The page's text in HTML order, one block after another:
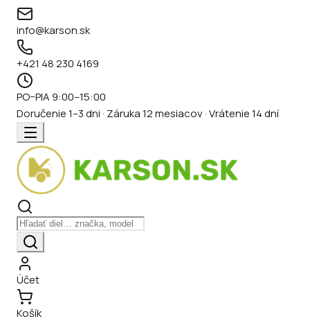
info@karson.sk
+421 48 230 4169
PO–PIA 9:00–15:00
Doručenie 1–3 dni · Záruka 12 mesiacov · Vrátenie 14 dní
Účet
Košík